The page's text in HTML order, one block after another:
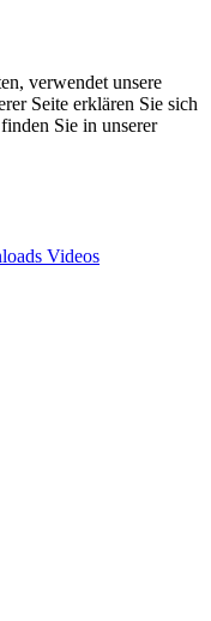
verwendet unsere
Seite erklären Sie sich
Sie in unserer
Videos